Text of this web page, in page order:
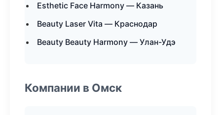
Esthetic Face Harmony — Казань
Beauty Laser Vita — Краснодар
Beauty Beauty Harmony — Улан-Удэ
Компании в Омск